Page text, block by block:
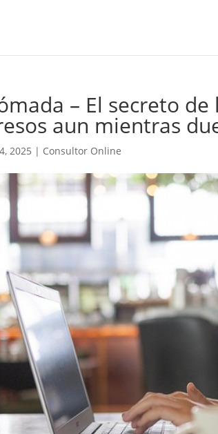
– El secreto
aun mientras
2025 | Consultor Online